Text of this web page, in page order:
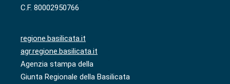
C.F. 80002950766
regione.basilicata.it
agr.regione.basilicata.it
Agenzia stampa della
Giunta Regionale della Basilicata